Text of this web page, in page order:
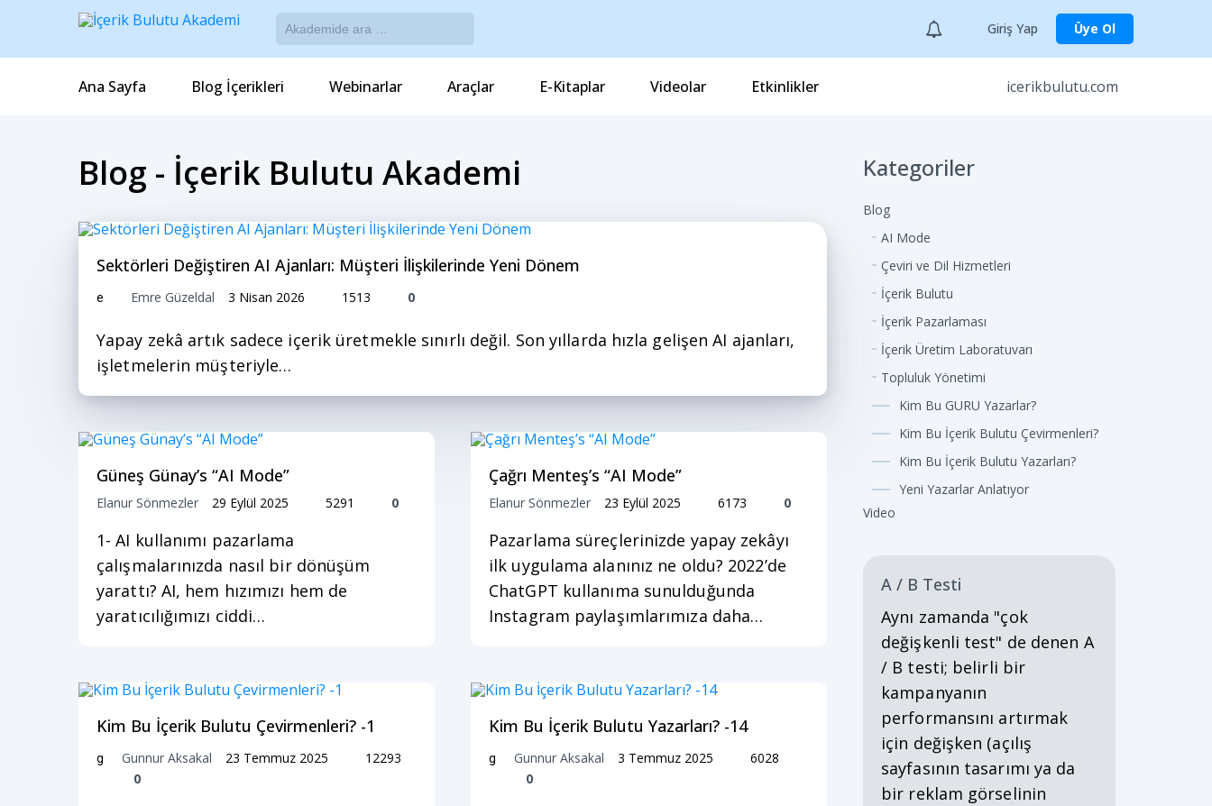
Giriş Yap Üye Ol
Ana Sayfa Blog İçerikleri Webinarlar Araçlar E-Kitaplar Videolar Etkinlikler icerikbulutu.com
Blog - İçerik Bulutu Akademi
Sektörleri Değiştiren AI Ajanları: Müşteri İlişkilerinde Yeni Dönem
e Emre Güzeldal 3 Nisan 2026 1513 0
Yapay zekâ artık sadece içerik üretmekle sınırlı değil. Son yıllarda hızla gelişen AI ajanları,
işletmelerin müşteriyle…
Güneş Günay’s “AI Mode”
Elanur Sönmezler 29 Eylül 2025 5291 0
1- AI kullanımı pazarlama
çalışmalarınızda nasıl bir dönüşüm
yarattı? AI, hem hızımızı hem de
yaratıcılığımızı ciddi…
Çağrı Menteş’s “AI Mode”
Elanur Sönmezler 23 Eylül 2025 6173 0
Pazarlama süreçlerinizde yapay zekâyı
ilk uygulama alanınız ne oldu? 2022’de
ChatGPT kullanıma sunulduğunda
Instagram paylaşımlarımıza daha…
Kim Bu İçerik Bulutu Çevirmenleri? -1
g Gunnur Aksakal 23 Temmuz 2025
12293
0
Kim Bu İçerik Bulutu Yazarları? -14
g Gunnur Aksakal 3 Temmuz 2025
6028
0
Kategoriler
Blog
AI Mode
Çeviri ve Dil Hizmetleri
İçerik Bulutu
İçerik Pazarlaması
İçerik Üretim Laboratuvarı
Topluluk Yönetimi
Kim Bu GURU Yazarlar?
Kim Bu İçerik Bulutu Çevirmenleri?
Kim Bu İçerik Bulutu Yazarları?
Yeni Yazarlar Anlatıyor
Video
A / B Testi
Aynı zamanda "çok
değişkenli test" de denen A
/ B testi; belirli bir
kampanyanın
performansını artırmak
için değişken (açılış
sayfasının tasarımı ya da
bir reklam görselinin